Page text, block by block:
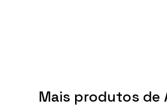
Mais produtos de